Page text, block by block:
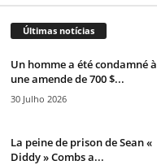
Últimas notícias
Un homme a été condamné à
une amende de 700 $...
30 Julho 2026
La peine de prison de Sean «
Diddy » Combs a...